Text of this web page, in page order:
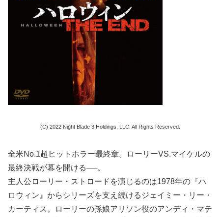
(C) 2022 Night Blade 3 Holdings, LLC. All Rights Reserved.
全⽶No.1超ヒットホラー最終章。ローリーVS.マイケルの
最終決戦が幕を開ける──。
主⼈公ローリー・ストロードを演じるのは1978年の『ハ
ロウィン』からシリーズを⽀え続けるジェイミー・リー・
カーティス。ローリーの孫娘アリソン役のアンディ・マテ